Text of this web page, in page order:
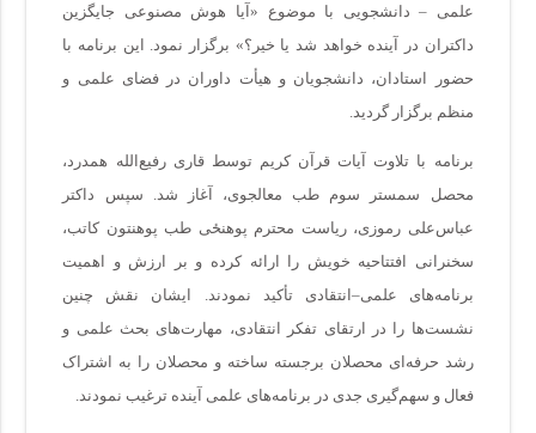
علمی – دانشجویی با موضوع «آیا هوش مصنوعی جایگزین
داکتران در آینده خواهد شد یا خیر؟» برگزار نمود. این برنامه با
حضور استادان، دانشجویان و هیأت داوران در فضای علمی و
منظم برگزار گردید.
برنامه با تلاوت آیات قرآن کریم توسط قاری رفیع‌الله همدرد،
محصل سمستر سوم طب معالجوی، آغاز شد. سپس داکتر
عباس‌علی رموزی، ریاست محترم پوهنځی طب پوهنتون کاتب،
سخنرانی افتتاحیه خویش را ارائه کرده و بر ارزش و اهمیت
برنامه‌های علمی–انتقادی تأکید نمودند. ایشان نقش چنین
نشست‌ها را در ارتقای تفکر انتقادی، مهارت‌های بحث علمی و
رشد حرفه‌ای محصلان برجسته ساخته و محصلان را به اشتراک‌
فعال و سهم‌گیری جدی در برنامه‌های علمی آینده ترغیب نمودند.